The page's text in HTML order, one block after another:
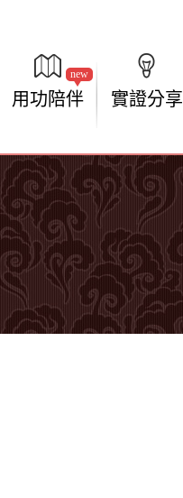
用功陪伴
new
實證分享